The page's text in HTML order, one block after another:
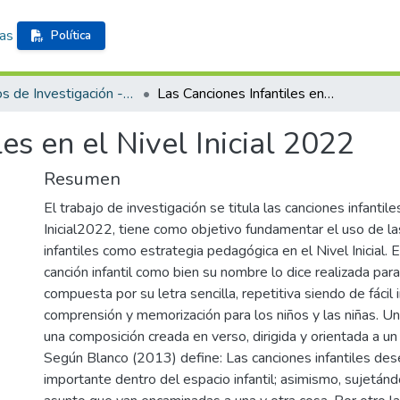
Política
Trabajos de Investigación - Formación Inicial Docente Las Canciones Infantiles en el Nivel Inicial 2022
en el Nivel Inicial 2022
Resumen
El trabajo de investigación se titula las canciones
Inicial2022, tiene como objetivo fundamentar el uso de
infantiles como estrategia pedagógica en el Nivel Inicial.
canción infantil como bien su nombre lo dice realizada
compuesta por su letra sencilla, repetitiva siendo de fácil
comprensión y memorización para los niños y las niñas.
una composición creada en verso, dirigida y orientada a
Según Blanco (2013) define: Las canciones infantiles
importante dentro del espacio infantil; asimismo,